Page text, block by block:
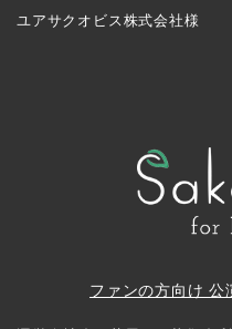
ユアサクオビス株式会社様
ファンの方向け 公